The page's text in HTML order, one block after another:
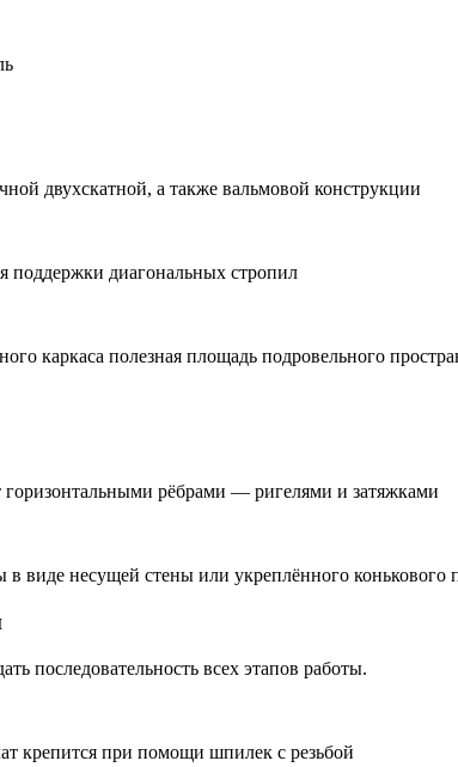
двухскатной, а также вальмовой конструкции
поддержки диагональных стропил
каркаса полезная площадь подровельного
горизонтальными рёбрами — ригелями и затяжками
виде несущей стены или укреплённого конькового
последовательность всех этапов работы.
крепится при помощи шпилек с резьбой